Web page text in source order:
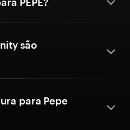
são
para Pepe